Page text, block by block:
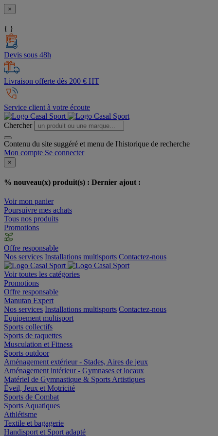
×
{ }
Devis sous 48h
Livraison offerte dès 200 € HT
Service client à votre écoute
Chercher
Contenu du site suggéré et menu de l'historique de recherche
Mon compte Se connecter
×
% nouveau(x) produit(s) : Dernier ajout :
Voir mon panier
Poursuivre mes achats
Tous nos produits
Promotions
Offre responsable
Nos services Installations multisports Contactez-nous
Voir toutes les catégories
Promotions
Offre responsable
Manutan Expert
Nos services Installations multisports Contactez-nous
Equipement multisport
Sports collectifs
Sports de raquettes
Musculation et Fitness
Sports outdoor
Aménagement extérieur - Stades, Aires de jeux
Aménagement intérieur - Gymnases et locaux
Matériel de Gymnastique & Sports Artistiques
Éveil, Jeux et Motricité
Sports de Combat
Sports Aquatiques
Athlétisme
Textile et bagagerie
Handisport et Sport adapté